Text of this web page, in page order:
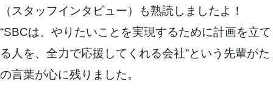
（スタッフインタビュー）も熟読しましたよ！
“SBCは、やりたいことを実現するために計画を立て
る人を、全力で応援してくれる会社”という先輩がた
の言葉が心に残りました。